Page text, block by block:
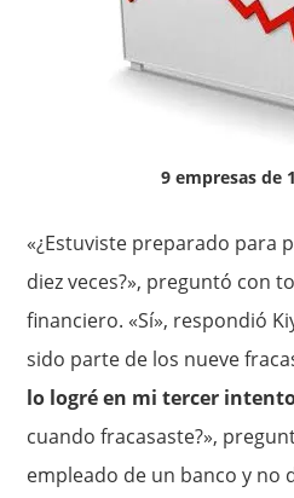
9 empresas de
«¿Estuviste preparado para
diez veces?», preguntó con
financiero. «Sí», respondió
sido parte de los nueve
lo logré en mi tercer
cuando fracasaste?»,
empleado de un banco y no